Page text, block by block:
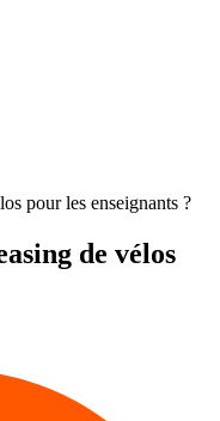
pour les enseignants ?
de vélos